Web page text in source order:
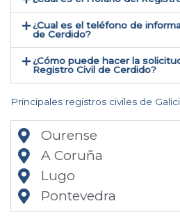
¿Cual es el teléfono de
de Cerdido​?
¿Cómo puede hacer la
Registro Civil de Cerdido​?
Principales registros civiles de
Ourense
A Coruña
Lugo
Pontevedra